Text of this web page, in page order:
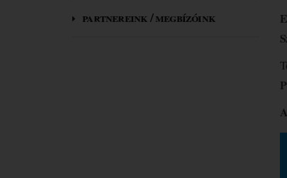
partnereink / megbízóink